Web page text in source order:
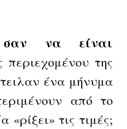
να είναι
περιεχομένου της
ένα μήνυμα
από το
τις τιμές;